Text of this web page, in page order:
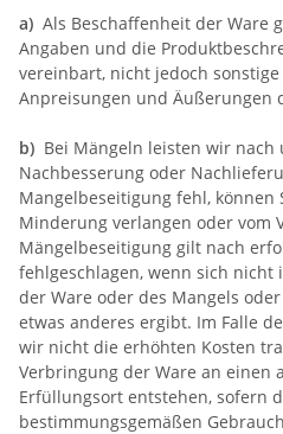
a) Als Beschaffenheit der Ware
Angaben und die
vereinbart, nicht jedoch
Anpreisungen und Äußerungen
b) Bei Mängeln leisten wir
Nachbesserung oder
Mangelbeseitigung fehl, können
Minderung verlangen oder vom
Mängelbeseitigung gilt nach
fehlgeschlagen, wenn sich nicht
der Ware oder des Mangels
etwas anderes ergibt. Im Falle
wir nicht die erhöhten Kosten
Verbringung der Ware an einen
Erfüllungsort entstehen, sofern
bestimmungsgemäßen